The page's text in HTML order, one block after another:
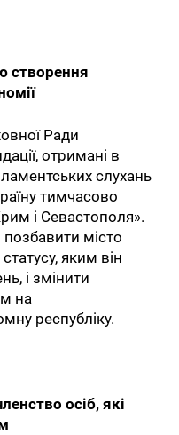
створення
Ради
отримані в
слухань
тимчасово
і Севастополя».
місто
яким він
і змінити
на
республіку.
осіб, які